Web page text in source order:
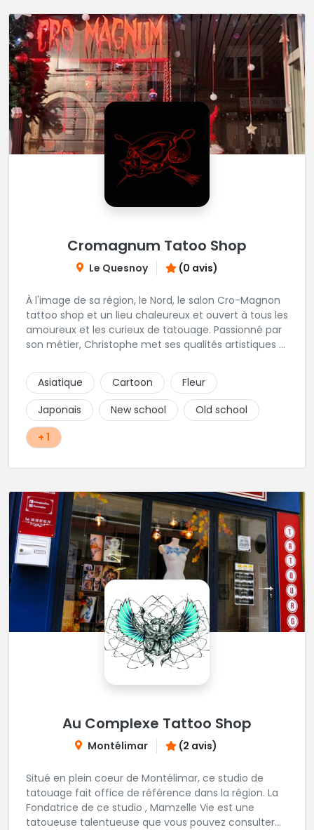
Cromagnum Tatoo Shop
Le Quesnoy (0 avis)
À l'image de sa région, le Nord, le salon Cro-Magnon
tattoo shop et un lieu chaleureux et ouvert à tous les
amoureux et les curieux de tatouage. Passionné par
son métier, Christophe met ses qualités artistiques à
Asiatique
Cartoon
Fleur
Japonais
New school
Old school
+ 1
Au Complexe Tattoo Shop
Montélimar (2 avis)
Situé en plein coeur de Montélimar, ce studio de
tatouage fait office de référence dans la région. La
Fondatrice de ce studio , Mamzelle Vie est une
tatoueuse talentueuse que vous pouvez consulter